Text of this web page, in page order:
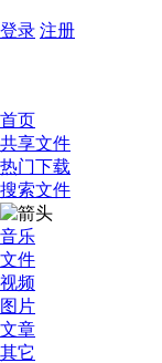
登录 注册
首页
共享文件
热门下载
搜索文件
音乐
文件
视频
图片
文章
其它